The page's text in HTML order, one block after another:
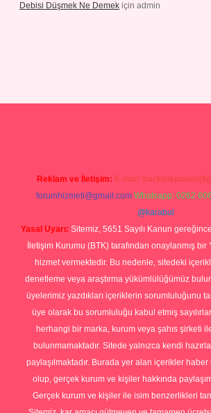
Debisi Düşmek Ne Demek için admin
Reklam ve İletişim: E-mail:
forumhizmeti@gmail.com Whatsapp: 0262
@karabul
Yasal Uyarı: Sitemiz, 5651 Sayılı Kanun
İletişim Kurumu (BTK) tarafından onaylanmış bir
hizmet vermektedir. Bu nedenle, sitedeki
denetleme veya araştırma yükümlülüğümüz
üyelerimiz yazdıkları içeriklerin sorumluluğunu
üye olarak bu sorumluluğu kabul etmiş
herhangi bir marka, kurum veya şahıs şirketi
bulunmamaktadır. Sitede yalnızca kendi
paylaşılmaktadır. Burada yer alan içerikler haber
olup, gerçek kurum ve kişiler hakkında
Gerçek kurum ve kişiler ile isim benzerlikleri